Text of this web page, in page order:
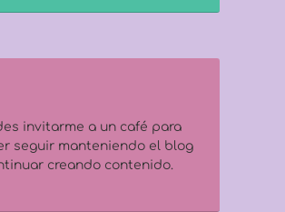
invitarme a un café para
seguir manteniendo el blog
creando contenido.